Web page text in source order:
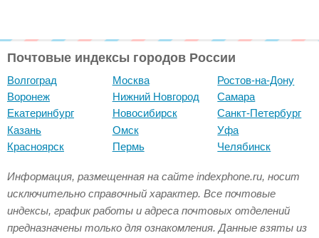
Почтовые индексы городов России
Волгоград
Воронеж
Екатеринбург
Казань
Красноярск
Москва
Нижний Новгород
Новосибирск
Омск
Пермь
Ростов-на-Дону
Самара
Санкт-Петербург
Уфа
Челябинск
Информация, размещенная на сайте indexphone.ru, носит
исключительно справочный характер. Все почтовые
индексы, график работы и адреса почтовых отделений
предназначены только для ознакомления. Данные взяты из